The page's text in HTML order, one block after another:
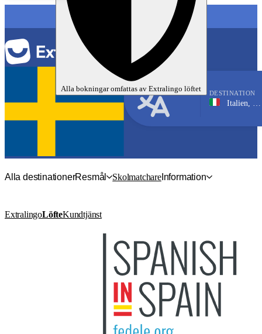
Alla bokningar omfattas av Extralingo löftet
SPRÅK
DESTINATION
Italien, Bologna
Alla destinationerResmål SkolmatchareInformation
ExtralingoLöfteKundtjänst